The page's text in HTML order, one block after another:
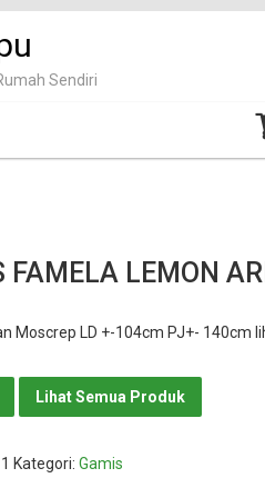
Sendiri
FAMELA LEMON
Moscrep LD +-104cm PJ+- 140cm
Lihat Semua Produk
Kategori: Gamis